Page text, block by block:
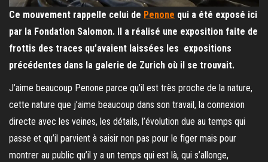
Ce mouvement rappelle celui de Penone qui a été exposé ici
par la Fondation Salomon. Il a réalisé une exposition faite de
frottis des traces qu’avaient laissées les expositions
précédentes dans la galerie de Zurich où il se trouvait.
J’aime beaucoup Penone parce qu’il est très proche de la nature,
cette nature que j’aime beaucoup dans son travail, la connexion
directe avec les veines, les détails, l’évolution due au temps qui
passe et qu’il parvient à saisir non pas pour le figer mais pour
montrer au public qu’il y a un temps qui est là, qui s’allonge,